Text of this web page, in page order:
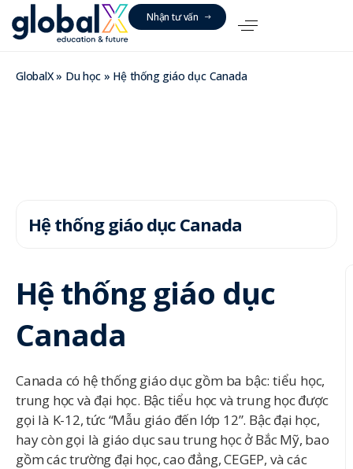
Nhận tưvấn
GlobalX» Du học» Hệ thống giáo dục Canada
Hệ thống giáo dục Canada
Hệ thống giáo dục
Canada
Canada có hệ thống giáo dục gồm ba bậc: tiểu học,
trung học và đại học. Bậc tiểu học và trung học được
gọi là K-12, tức “Mẫu giáo đến lớp 12”. Bậc đại học,
hay còn gọi là giáo dục sau trung học ở Bắc Mỹ, bao
gồm các trường đại học, cao đẳng, CEGEP, và các